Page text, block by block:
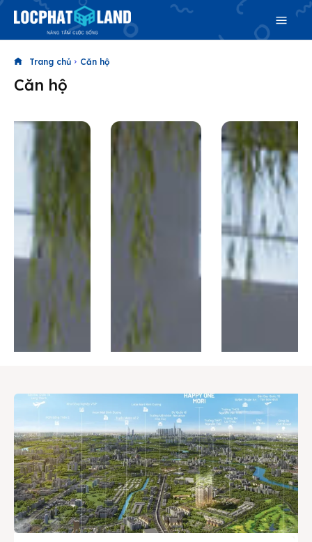
Search
Search
Phiên bản cập nhật V3
& tìm kiếm nhanh chóng hơn
Trang chủ
Dự án
Mua bán
Cho thuê
Thị trường
Search
Trang chủ Căn hộ
Căn hộ